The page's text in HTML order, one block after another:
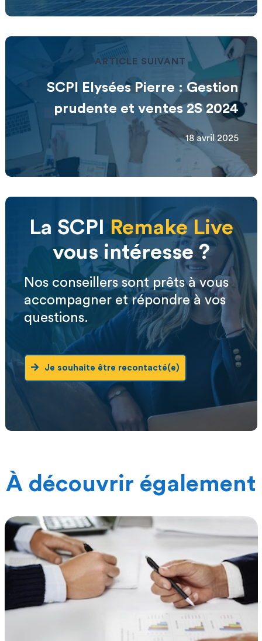
ARTICLE SUIVANT
SCPI Elysées Pierre : Gestion
prudente et ventes 2S 2024
18 avril 2025
La SCPI Remake Live
vous intéresse ?
Nos conseillers sont prêts à vous
accompagner et répondre à vos
questions.
Je souhaite être recontacté(e)
À découvrir également